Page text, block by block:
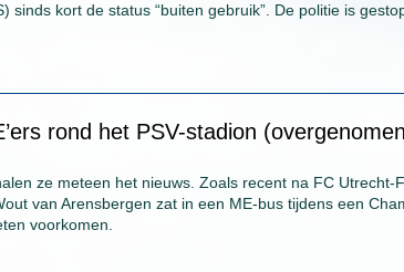
sinds kort de status “buiten gebruik”. De politie is
rond het PSV-stadion
ze meteen het nieuws. Zoals recent na FC
van Arensbergen zat in een ME-bus tijdens een
voorkomen.